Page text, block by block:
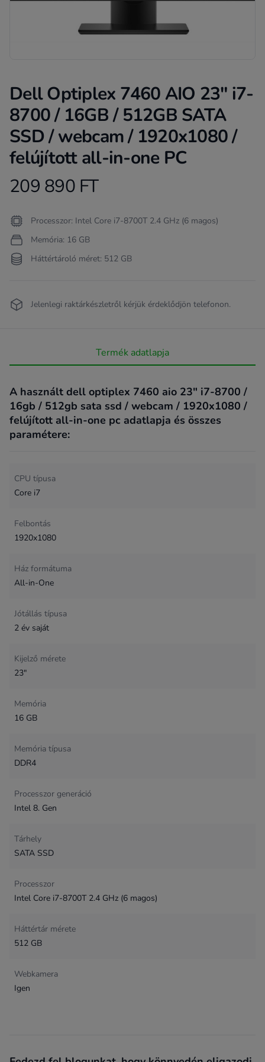
Dell Optiplex 7460 AIO 23" i7-
8700 / 16GB / 512GB SATA
SSD / webcam / 1920x1080 /
felújított all-in-one PC
Product information
209 890 FT
Termékleírás
Processzor: Intel Core i7-8700T 2.4 GHz (6 magos)
Memória: 16 GB
Háttértároló méret: 512 GB
Jelenlegi raktárkészletről kérjük érdeklődjön telefonon.
Termék adatlapja
A használt dell optiplex 7460 aio 23" i7-8700 /
16gb / 512gb sata ssd / webcam / 1920x1080 /
felújított all-in-one pc adatlapja és összes
paramétere:
CPU típusa
Core i7
Felbontás
1920x1080
Ház formátuma
All-in-One
Jótállás típusa
2 év saját
Kijelző mérete
23"
Memória
16 GB
Memória típusa
DDR4
Processzor generáció
Intel 8. Gen
Tárhely
SATA SSD
Processzor
Intel Core i7-8700T 2.4 GHz (6 magos)
Háttértár mérete
512 GB
Webkamera
Igen